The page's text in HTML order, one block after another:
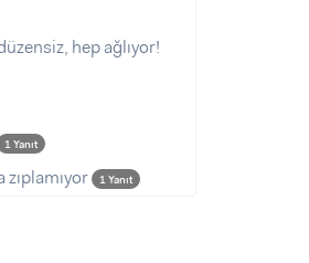
hep ağlıyor!
1 Yanıt
1 Yanıt